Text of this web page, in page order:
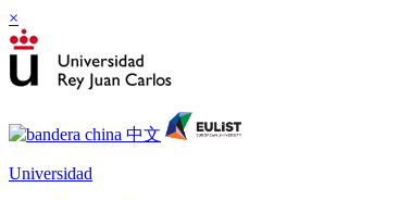
×
Universidad